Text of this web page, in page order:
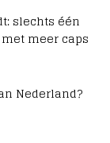
slechts één
meer caps
Nederland?